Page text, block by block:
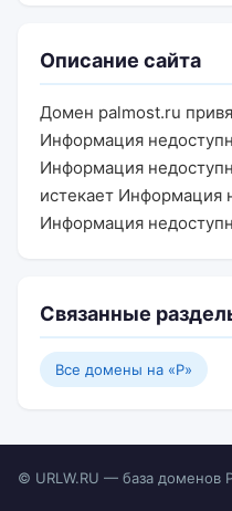
Описание сайта
Домен palmost.ru
Информация
Информация
истекает Информация
Информация
Связанные
Все домены на «P»
© URLW.RU — база доменов